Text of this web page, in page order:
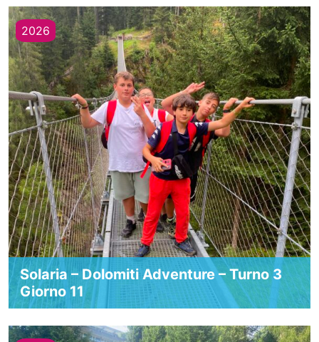
2026
Solaria – Dolomiti Adventure – Turno 3
Giorno 11